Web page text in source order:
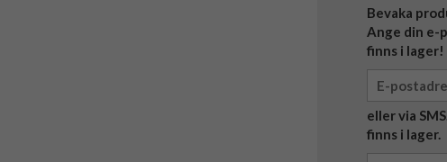
Bevaka
Ange din e-
finns i lager!
eller via
finns i lager.